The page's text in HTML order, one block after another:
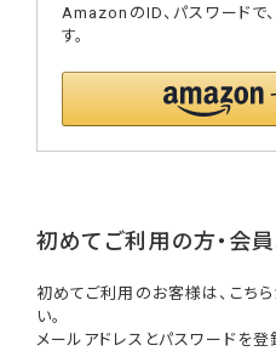
AmazonのID、パスワードで
す。
初めてご利用の方・会
初めてご利用のお客様は、こち
い。
メールアドレスとパスワードを